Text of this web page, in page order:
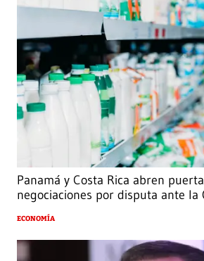
Panamá y Costa Rica abren
negociaciones por disputa ante la
ECONOMÍA